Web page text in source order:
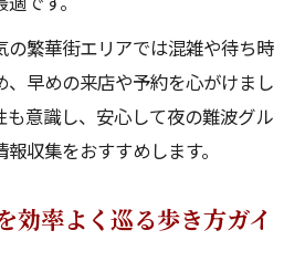
の繁華街エリアでは混雑や待ち時
、早めの来店や予約を心がけまし
も意識し、安心して夜の難波グル
収集をおすすめします。
効率よく巡る歩き方ガイ